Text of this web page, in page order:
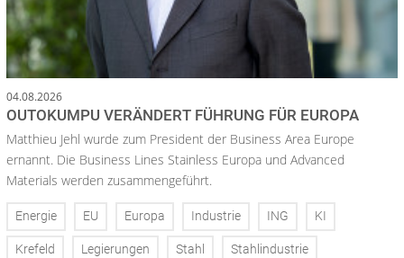
04.08.2026
OUTOKUMPU VERÄNDERT FÜHRUNG FÜR EUROPA
Matthieu Jehl wurde zum President der Business Area Europe
ernannt. Die Business Lines Stainless Europa und Advanced
Materials werden zusammengeführt.
Energie EU Europa Industrie ING KI
Krefeld Legierungen Stahl Stahlindustrie